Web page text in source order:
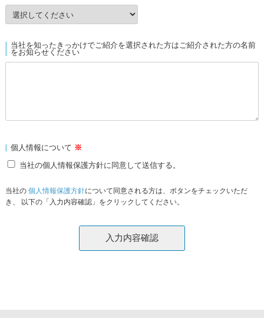
当社を知ったきっかけでご紹介を選択された方はご紹介された方の名前
をお知らせください
個人情報について ※
当社の個人情報保護方針に同意して送信する。
当社の 個人情報保護方針について同意される方は、ボタンをチェックいただ
き、 以下の「入力内容確認」をクリックしてください。